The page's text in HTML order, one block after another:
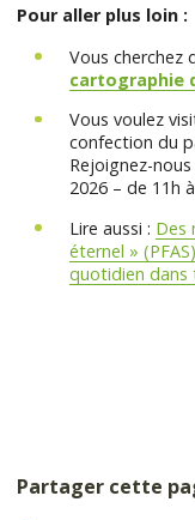
Pour aller plus loin :
Vous cherchez
cartographie
Vous voulez
confection du
Rejoignez-
2026 – de 11h
Lire aussi : Des
éternel »
quotidien dans
Partager cette